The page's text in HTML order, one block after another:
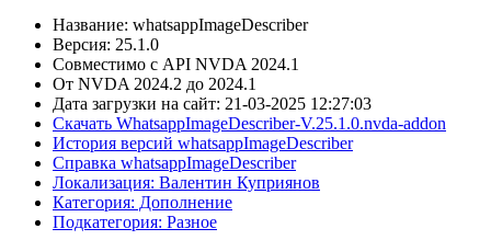
Название: whatsappImageDescriber
Версия: 25.1.0
Совместимо с API NVDA 2024.1
От NVDA 2024.2 до 2024.1
Дата загрузки на сайт: 21-03-2025 12:27:03
Скачать WhatsappImageDescriber-V.25.1.0.nvda-addon
История версий whatsappImageDescriber
Справка whatsappImageDescriber
Локализация: Валентин Куприянов
Категория: Дополнение
Подкатегория: Разное